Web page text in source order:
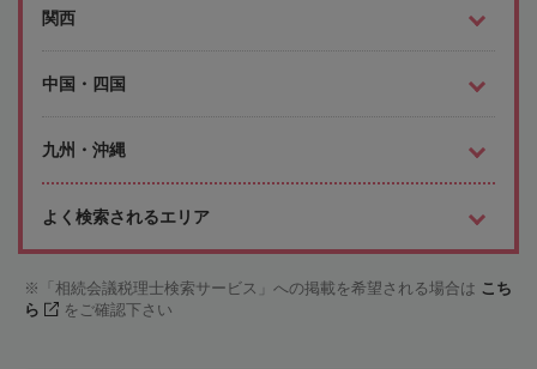
関西
中国・四国
九州・沖縄
よく検索されるエリア
「相続会議税理士検索サービス」への掲載を希望される場合は こち
ら
をご確認下さい